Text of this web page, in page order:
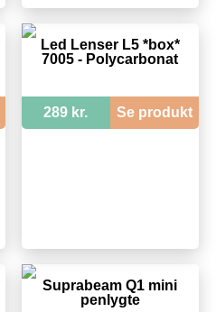
Led Lenser L5 *box*
7005 - Polycarbonat
289 kr. Se produkt
Suprabeam Q1 mini
penlygte